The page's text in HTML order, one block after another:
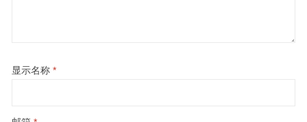
显示名称 *